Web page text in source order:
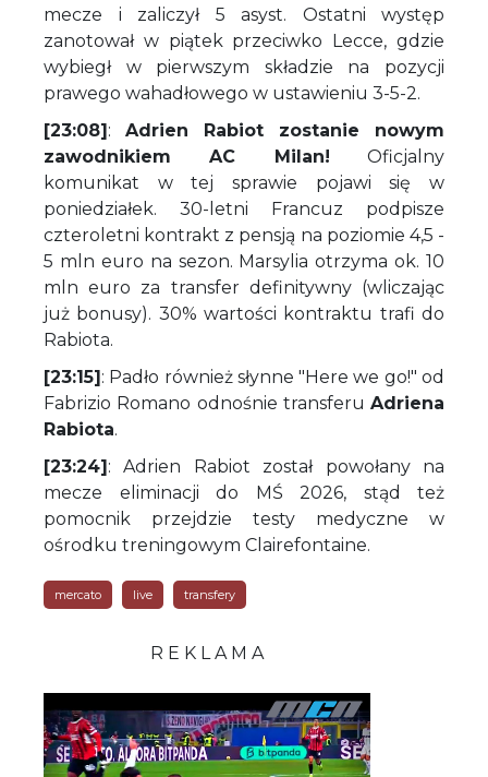
mecze i zaliczył 5 asyst. Ostatni występ
zanotował w piątek przeciwko Lecce, gdzie
wybiegł w pierwszym składzie na pozycji
prawego wahadłowego w ustawieniu 3-5-2.
[23:08]: Adrien Rabiot zostanie nowym
zawodnikiem AC Milan! Oficjalny
komunikat w tej sprawie pojawi się w
poniedziałek. 30-letni Francuz podpisze
czteroletni kontrakt z pensją na poziomie 4,5 -
5 mln euro na sezon. Marsylia otrzyma ok. 10
mln euro za transfer definitywny (wliczając
już bonusy). 30% wartości kontraktu trafi do
Rabiota.
[23:15]: Padło również słynne "Here we go!" od
Fabrizio Romano odnośnie transferu Adriena
Rabiota.
[23:24]: Adrien Rabiot został powołany na
mecze eliminacji do MŚ 2026, stąd też
pomocnik przejdzie testy medyczne w
ośrodku treningowym Clairefontaine.
mercato live transfery
R E K L A M A